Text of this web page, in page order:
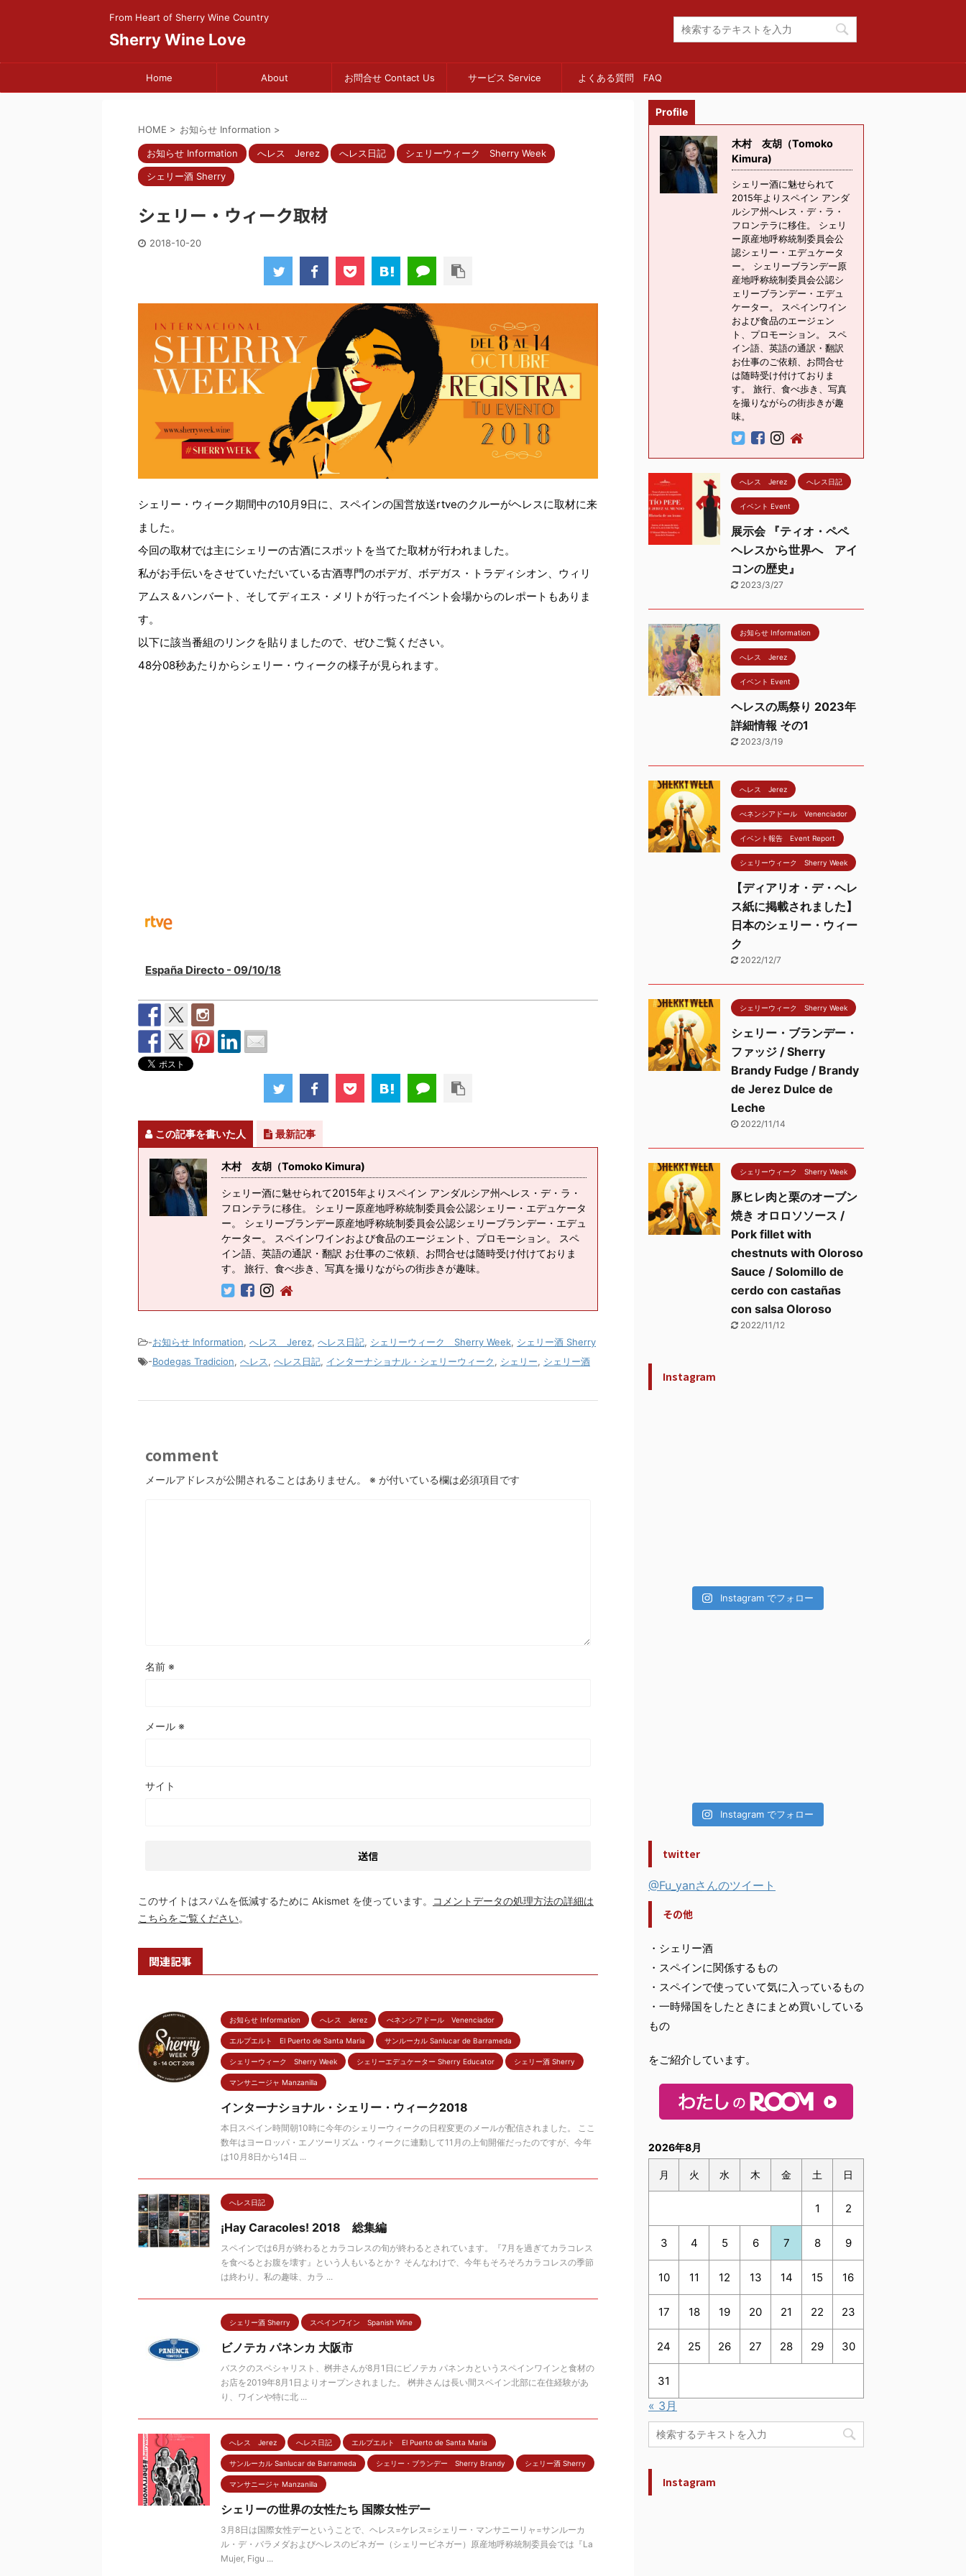
From Heart of Sherry Wine Country
Sherry Wine Love
Home About お問合せ Contact Us サービス Service よくある質問 FAQ
HOME > お知らせ Information >
お知らせ Information へレス Jerez へレス日記
シェリーウィーク Sherry Week
シェリー酒 Sherry
シェリー・ウィーク取材
2018-10-20
シェリー・ウィーク期間中の10月9日に、スペインの国営放送rtveのクルーがヘレスに取材に来
ました。
今回の取材では主にシェリーの古酒にスポットを当てた取材が行われました。
私がお手伝いをさせていただいている古酒専門のボデガ、ボデガス・トラディシオン、ウィリ
アムス＆ハンバート、そしてディエス・メリトが行ったイベント会場からのレポートもありま
す。
以下に該当番組のリンクを貼りましたので、ぜひご覧ください。
48分08秒あたりからシェリー・ウィークの様子が見られます。
España Directo - 09/10/18
この記事を書いた人 最新記事
木村 友胡（Tomoko Kimura)
シェリー酒に魅せられて2015年よりスペイン アンダルシア州へレス・デ・ラ・
フロンテラに移住。 シェリー原産地呼称統制委員会公認シェリー・エデュケータ
ー。 シェリーブランデー原産地呼称統制委員会公認シェリーブランデー・エデュ
ケーター。 スペインワインおよび食品のエージェント、プロモーション。 スペ
イン語、英語の通訳・翻訳 お仕事のご依頼、お問合せは随時受け付けておりま
す。 旅行、食べ歩き、写真を撮りながらの街歩きが趣味。
-お知らせ Information, へレス Jerez, へレス日記, シェリーウィーク Sherry Week, シェリー酒 Sherry
-Bodegas Tradicion, へレス, へレス日記, インターナショナル・シェリーウィーク, シェリー, シェリー酒
comment
メールアドレスが公開されることはありません。 ※ が付いている欄は必須項目です
名前 ※
メール ※
サイト
このサイトはスパムを低減するために Akismet を使っています。
コメントデータの処理方法の詳細は
こちらをご覧ください。
関連記事
お知らせ Information へレス Jerez べネンシアドール Venenciador
エルプエルト El Puerto de Santa Maria サンルーカル Sanlucar de Barrameda
シェリーウィーク Sherry Week シェリーエデュケーター Sherry Educator シェリー酒 Sherry
マンサニージャ Manzanilla
インターナショナル・シェリー・ウィーク2018
本日スペイン時間朝10時に今年のシェリーウィークの日程変更のメールが配信されました。 ここ
数年はヨーロッパ・エノツーリズム・ウィークに連動して11月の上旬開催だったのですが、今年
は10月8日から14日 ...
へレス日記
¡Hay Caracoles! 2018 総集編
スペインでは6月が終わるとカラコレスの旬が終わるとされています。『7月を過ぎてカラコレス
を食べるとお腹を壊す』という人もいるとか？ そんなわけで、今年もそろそろカラコレスの季節
は終わり。私の趣味、カラ ...
シェリー酒 Sherry スペインワイン Spanish Wine
ビノテカ パネンカ 大阪市
バスクのスペシャリスト、桝井さんが8月1日にビノテカ パネンカというスペインワインと食材の
お店を2019年8月1日よりオープンされました。 桝井さんは長い間スペイン北部に在住経験があ
り、ワインや特に北 ...
へレス Jerez へレス日記 エルプエルト El Puerto de Santa Maria
サンルーカル Sanlucar de Barrameda シェリー・ブランデー Sherry Brandy シェリー酒 Sherry
マンサニージャ Manzanilla
シェリーの世界の女性たち 国際女性デー
3月8日は国際女性デーということで、ヘレス=ケレス=シェリー・マンサニーリャ=サンルーカ
ル・デ・バラメダおよびヘレスのビネガー（シェリービネガー）原産地呼称統制委員会では『La
Mujer, Figu ...
Profile
木村 友胡（Tomoko
Kimura)
シェリー酒に魅せられて
2015年よりスペイン アンダ
ルシア州へレス・デ・ラ・
フロンテラに移住。 シェリ
ー原産地呼称統制委員会公
認シェリー・エデュケータ
ー。 シェリーブランデー原
産地呼称統制委員会公認シ
ェリーブランデー・エデュ
ケーター。 スペインワイン
および食品のエージェン
ト、プロモーション。 スペ
イン語、英語の通訳・翻訳
お仕事のご依頼、お問合せ
は随時受け付けておりま
す。 旅行、食べ歩き、写真
を撮りながらの街歩きが趣
味。
へレス Jerez へレス日記
イベント Event
展示会 『ティオ・ペペ
ヘレスから世界へ アイ
コンの歴史』
2023/3/27
お知らせ Information
へレス Jerez
イベント Event
ヘレスの馬祭り 2023年
詳細情報 その1
2023/3/19
へレス Jerez
べネンシアドール Venenciador
イベント報告 Event Report
シェリーウィーク Sherry Week
【ディアリオ・デ・ヘレ
ス紙に掲載されました】
日本のシェリー・ウィー
ク
2022/12/7
シェリーウィーク Sherry Week
シェリー・ブランデー・
ファッジ / Sherry
Brandy Fudge / Brandy
de Jerez Dulce de
Leche
2022/11/14
シェリーウィーク Sherry Week
豚ヒレ肉と栗のオーブン
焼き オロロソソース /
Pork fillet with
chestnuts with Oloroso
Sauce / Solomillo de
cerdo con castañas
con salsa Oloroso
2022/11/12
Instagram
Instagram でフォロー
Instagram でフォロー
twitter
@Fu_yanさんのツイート
その他
・シェリー酒
・スペインに関係するもの
・スペインで使っていて気に入っているもの
・一時帰国をしたときにまとめ買いしている
もの
をご紹介しています。
2026年8月
月 火 水 木 金 土 日
1 2
3 4 5 6 7 8 9
10 11 12 13 14 15 16
17 18 19 20 21 22 23
24 25 26 27 28 29 30
31
« 3月
Instagram